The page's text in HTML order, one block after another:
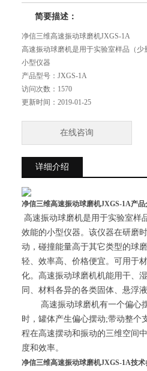
简要描述：
净信三维高速振动球磨机JXGS-1A
高速振动球磨机是用于实验室样品（
小型仪器
产品型号： JXGS-1A
访问次数： 1570
更新时间： 2019-01-25
在线咨询
详细介绍
净信三维高速振动球磨机JXGS-1A产品
高速振动球磨机是用于实验室样
效能的小型仪器。该仪器在研磨
动，碰撞能量高于其它类型的球
轻、效率高、价格便宜。可用于
化。高速振动球磨机机能用干、
同、材料各异的各类固体、悬浮液
高速振动球磨机有一个偏心摆
时，罐体产生偏心摆动;带动整个
程在高速摆动和振动的三维空间
度和效率。
净信三维高速振动球磨机JXGS-1A技术